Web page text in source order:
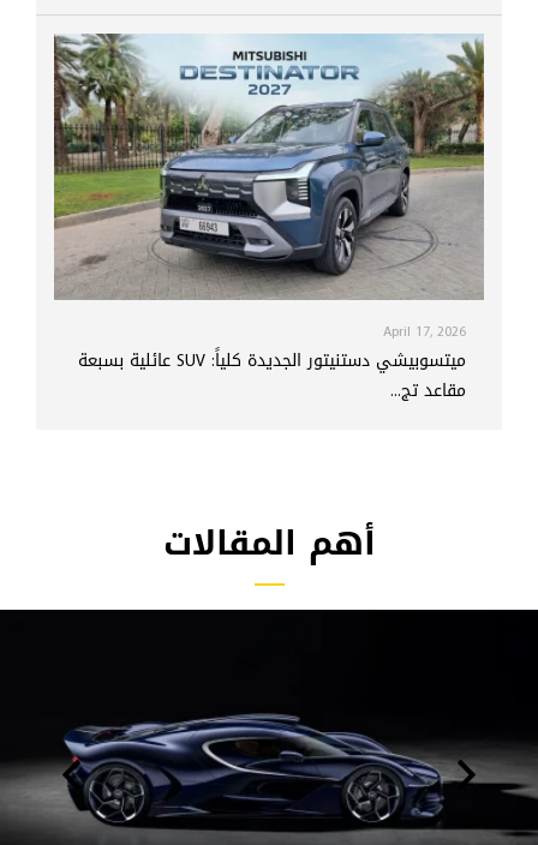
April 17, 2026
ميتسوبيشي دستنيتور الجديدة كلياً: SUV عائلية بسبعة
مقاعد تج...
أهم المقالات